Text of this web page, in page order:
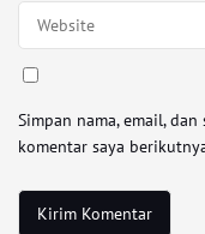
Simpan nama, email,
komentar saya